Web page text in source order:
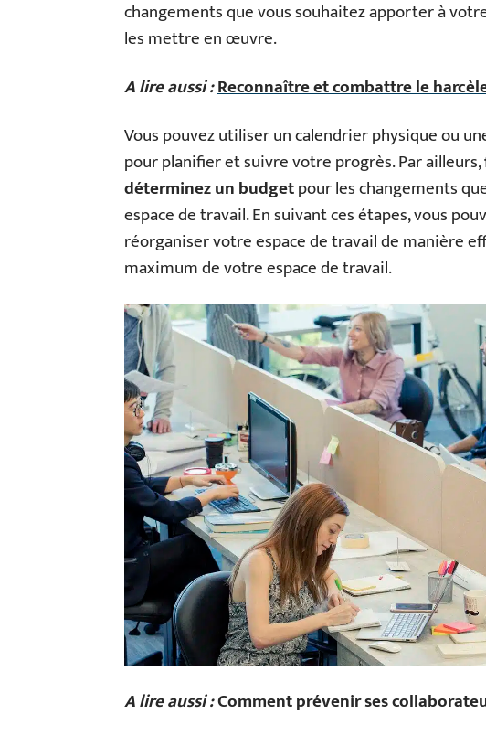
changements que vous souhaitez apporter à
les mettre en œuvre.
A lire aussi :Reconnaître et combattre le
Vous pouvez utiliser un calendrier physique ou
pour planifier et suivre votre progrès. Par ailleurs,
déterminez un budgetpour les changements
espace de travail. En suivant ces étapes, vous
réorganiser votre espace de travail de manière
maximum de votre espace de travail.
A lire aussi :Comment prévenir ses